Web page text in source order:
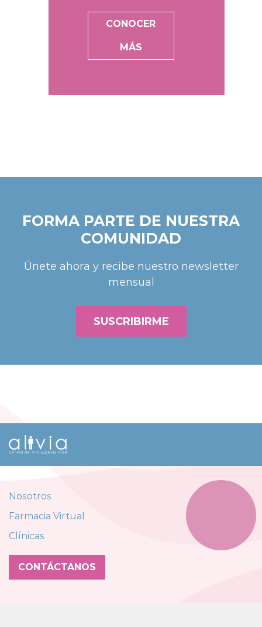
CONOCER
MÁS
FORMA PARTE DE NUESTRA
COMUNIDAD
Únete ahora y recibe nuestro newsletter
mensual
SUSCRIBIRME
Nosotros
Farmacia Virtual
Clínicas
CONTÁCTANOS